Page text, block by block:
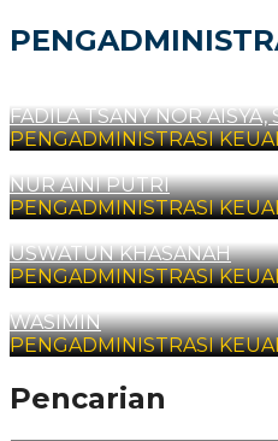
FADILA TSANY NOR AISYA,
PENGADMINISTRASI
NUR AINI PUTRI
PENGADMINISTRASI
USWATUN KHASANAH
PENGADMINISTRASI
WASIMIN
PENGADMINISTRASI
Pencarian